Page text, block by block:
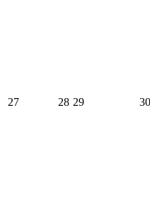
27 28 29 30